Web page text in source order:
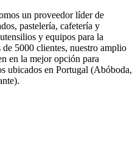
un proveedor líder de
pastelería, cafetería y
y equipos para la
5000 clientes, nuestro amplio
en la mejor opción para
ubicados en Portugal (Abóboda,